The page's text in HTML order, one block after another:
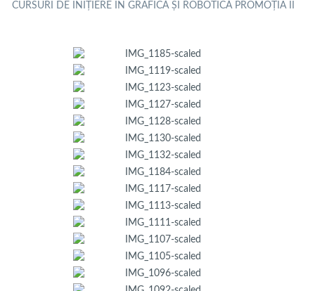
CURSURI DE INIȚIERE ÎN GRAFICĂ ȘI ROBOTICĂ PROMOȚIA II